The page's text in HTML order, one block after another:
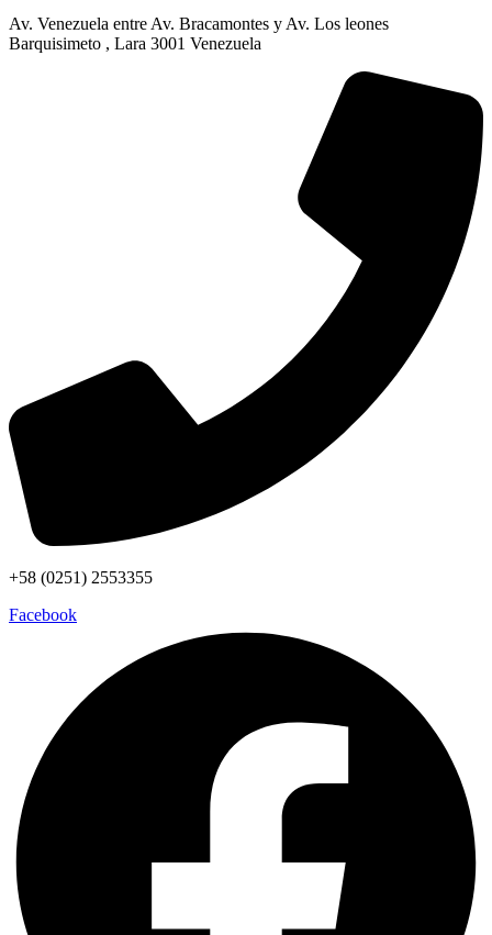
Av. Venezuela entre Av. Bracamontes y Av. Los leones
Barquisimeto , Lara 3001 Venezuela
+58 (0251) 2553355
Facebook